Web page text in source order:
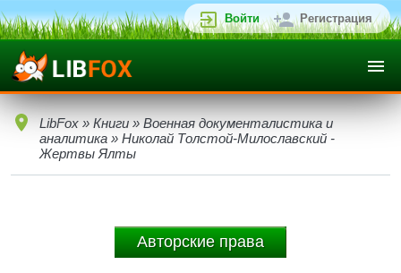
Войти Регистрация
LibFox » Книги » Военная документалистика и
аналитика » Николай Толстой-Милославский -
Жертвы Ялты
Авторские права